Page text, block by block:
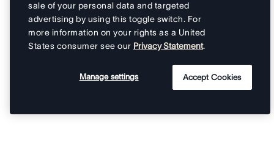
sale of your personal data and targeted
advertising by using this toggle switch. For
more information on your rights as a United
States consumer see our Privacy Statement.
Manage settings Accept Cookies